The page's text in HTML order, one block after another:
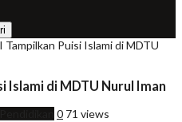
Tampilkan Puisi Islami di MDTU
Islami di MDTU Nurul Iman
0 71 views